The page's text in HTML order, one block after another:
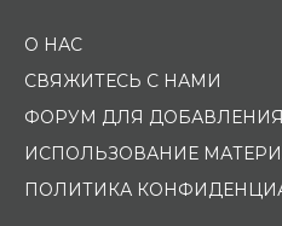
О НАС
СВЯЖИТЕСЬ С НАМИ
ФОРУМ ДЛЯ
ИСПОЛЬЗОВАНИЕ
ПОЛИТИКА